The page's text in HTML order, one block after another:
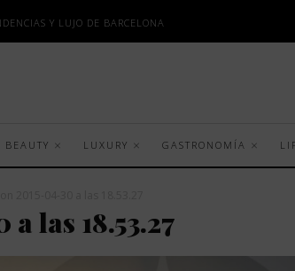
Y LUJO DE BARCELONA
BEAUTY LUXURY GASTRONOMÍA
las 18.53.27